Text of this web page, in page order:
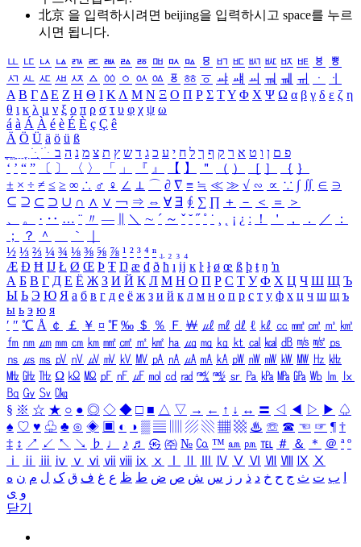
北京 을 입력하시려면 beijing을 입력하시고 space를 누르
시면 됩니다.
ㅥ ㅦ ㅧ ㅨ ㅩ ㅪ ㅫ ㅬ ㅭ ㅮ ㅯ ㅰ ㅱ ㅲ ㅳ ㅴ ㅵ ㅶ ㅷ ㅸ
ㅹ
ㅺ ㅻ ㅼ ㅽ ㅾ ㅿ ㆀ ㆁ ㆂ ㆃ ㆄ ㆅ ㆆ ㆇ ㆈ ㆉ ㆊ ㆋ ㆌ ㆍ
ㆎ
Α Β ΓΔ Ε Ζ Η Θ Ι ΚΛ Μ Ν Ξ Ο Π Ρ Σ ΤΥ Φ Χ Ψ Ω α β γ δ ε ζ η
θ ι κ λ μ ν ξ ο π ρ σ τ υ φ χ ψ ω
á à Á À é è É È ç Ç ê
Ä Ö Ü ä ö ü ß
ִֶֹ ֻּ ׁׂ פ ם ן ו ט א ר ק ף ך ל ח י ע כ ג ד ש ץ ת צ מ נ ה ב
‘ ’ “ ” 〔 〕 〈 〉 「 」 『 』 【 】 ＂ （ ） ［ ］ ｛ ｝
± × ÷ ≠ ≤ ≥ ∞ ∴ ♂ ♀ ∠ ⊥ ⌒ ∂ ∇ ≡ ≒ ≪ ≫ √ ∽ ∝ ∵ ∫ ∬ ∈ ∋
⊆ ⊇ ⊂ ⊃ ∪ ∩ ∧ ∨ ￢ ⇒ ⇔ ∀ ∃ ∮ ∑ ∏ ＋ － ＜ ＝
＞
、
。 · ‥ … ¨ 〃 ― ＼ ∼ ´ ～ ˇ ˘ ˝ ˚ ˙ ¸ ¡ ¿ ː ！ ＇ ， ． ／
：
；
？ ＾ ｀
½ ⅓ ⅔ ¼ ¾ ⅛ ⅜ ⅝ ⅞ ¹ ² ³ ⁴ ⁿ ₁ ₂ ₃ ₄
Æ Ð Ħ Ĳ Ł Ø Œ Þ Ŧ Ŋ æ đ ð ħ ı ĳ ĸ ŀ ł ø œ ß þ ŧ ŋ ŉ
А Б В Г Д Е Ё Ж З И Й К Л М Н О П Р С Т У Ф Х Ц Ч Ш Щ Ъ
Ы Ь Э Ю Я а б в г д е ё ж з и й к л м н о п р с т у ф х ц ч ш щ ъ
ы ь э ю я
′ ″ ℃ Å ￠ ￡ ￥ ¤ ℉ ‰ ＄ ％ Ｆ ￦ ㎕ ㎖ ㎗ ℓ ㎘ ㏄ ㎣ ㎤ ㎥ ㎦
㎙ ㎚ ㎛ ㎜ ㎝ ㎞ ㎟ ㎠ ㎡ ㎢ ㏊ ㎍ ㎎ ㎏ ㏏ ㎈ ㎉ ㏈ ㎧ ㎨ ㎰
㎱ ㎲ ㎳ ㎴ ㎵ ㎶ ㎷ ㎸ ㎹ ㎀ ㎁ ㎂ ㎃ ㎄ ㎺ ㎻ ㎽ ㎾ ㎿ ㎐ ㎑
㎒ ㎓ ㎔ Ω ㏀ ㏁ ㎊ ㎋ ㎌ ㏖ ㏅ ㎭ ㎮ ㎯ ㏛ ㎩ ㎪ ㎫ ㎬ ㏝ ㏐
㏓
㏃ ㏉ ㏜ ㏆
§ ※ ☆ ★ ○ ● ◎ ◇ ◆ □ ■ △ ▽ → ← ↑ ↓ ↔ 〓 ◁ ◀ ▷ ▶ ♤
♠ ♡ ♥ ♧ ♣ ⊙ ◈ ▣ ◐ ◑ ▒ ▤ ▨ ▧ ▦ ▩ ♨ ☏ ☎ ☜ ☞ ¶ †
‡ ↕ ↗ ↙ ↖ ↘ ♭ ♩ ♪ ♬ ㉿ ㈜ № ㏇ ™ ㏂ ㏘ ℡ ＃ ＆ ＊ ＠ ª º
ⅰ
ⅱ ⅲ ⅳ ⅴ ⅵ ⅶ ⅷ ⅸ ⅹ Ⅳ Ⅴ Ⅵ Ⅶ Ⅷ Ⅸ Ⅹ
ب ت ث ج ح خ د ذ ر ز س ش ص ض ط ظ ع غ ف ق ک ل م ن ه
و ی
닫기